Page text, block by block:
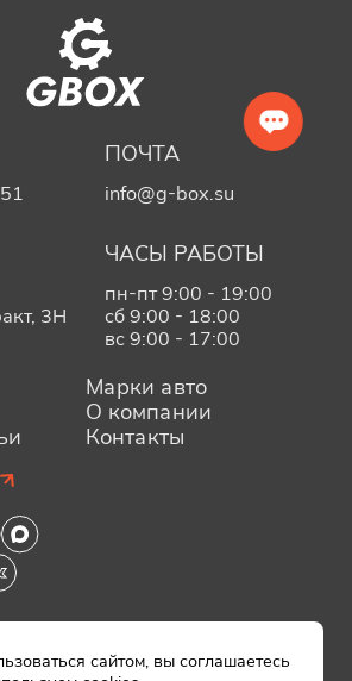
ПОЧТА
info@g-box.su
3Н
ЧАСЫ РАБОТЫ
пн-пт 9:00 - 19:00
сб 9:00 - 18:00
вс 9:00 - 17:00
Марки авто
О компании
Контакты
персональных данных
сайтом, вы соглашаетесь